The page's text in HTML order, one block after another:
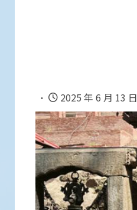
2025 年 6 月 13 日